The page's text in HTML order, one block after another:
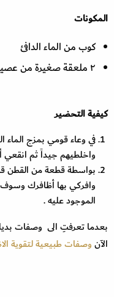
المكونات
كوب من الماء الدافئ
٢ ملعقة صغيرة من عصير الليمون .
كيفية التحضير
في وعاء قومي بمزج الماء
واخلطيهم جيداً ثم
بواسطة قطعة من القطن
وافركي بها أظافرك
الموجود عليه .
بعدما تعرفتِ الى وصفات
الآنوصفات طبيعية لتقوية